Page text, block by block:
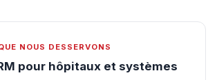
NOUS DESSERVONS
pour hôpitaux et systèmes